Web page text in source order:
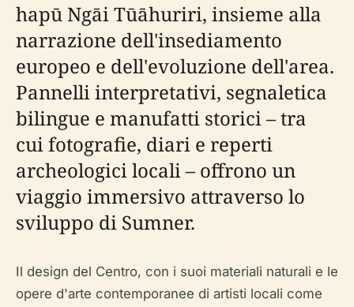
hapū Ngāi Tūāhuriri, insieme alla
narrazione dell'insediamento
europeo e dell'evoluzione dell'area.
Pannelli interpretativi, segnaletica
bilingue e manufatti storici – tra
cui fotografie, diari e reperti
archeologici locali – offrono un
viaggio immersivo attraverso lo
sviluppo di Sumner.
Il design del Centro, con i suoi materiali naturali e le
opere d'arte contemporanee di artisti locali come